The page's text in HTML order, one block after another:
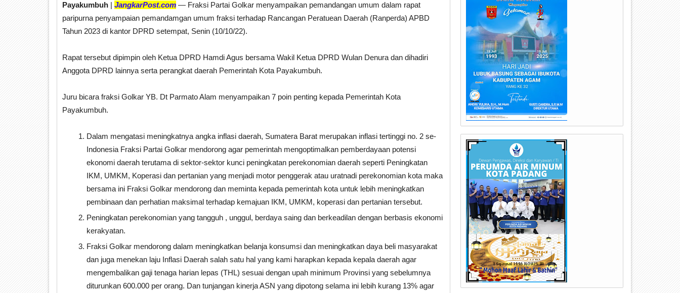
Payakumbuh | JangkarPost.com — Fraksi Partai Golkar menyampaikan pemandangan umum dalam rapat
paripurna penyampaian pemandamgan umum fraksi terhadap Rancangan Peratuean Daerah (Ranperda) APBD
Tahun 2023 di kantor DPRD setempat, Senin (10/10/22).
Rapat tersebut dipimpin oleh Ketua DPRD Hamdi Agus bersama Wakil Ketua DPRD Wulan Denura dan dihadiri
Anggota DPRD lainnya serta perangkat daerah Pemerintah Kota Payakumbuh.
Juru bicara fraksi Golkar YB. Dt Parmato Alam menyampaikan 7 poin penting kepada Pemerintah Kota
Payakumbuh.
Dalam mengatasi meningkatnya angka inflasi daerah, Sumatera Barat merupakan inflasi tertinggi no. 2 se-
Indonesia Fraksi Partai Golkar mendorong agar pemerintah mengoptimalkan pemberdayaan potensi
ekonomi daerah terutama di sektor-sektor kunci peningkatan perekonomian daerah seperti Peningkatan
IKM, UMKM, Koperasi dan pertanian yang menjadi motor penggerak atau uratnadi perekonomian kota maka
bersama ini Fraksi Golkar mendorong dan meminta kepada pemerintah kota untuk lebih meningkatkan
pembinaan dan perhatian maksimal terhadap kemajuan IKM, UMKM, koperasi dan pertanian tersebut.
Peningkatan perekonomian yang tangguh , unggul, berdaya saing dan berkeadilan dengan berbasis ekonomi
kerakyatan.
Fraksi Golkar mendorong dalam meningkatkan belanja konsumsi dan meningkatkan daya beli masyarakat
dan juga menekan laju Inflasi Daerah salah satu hal yang kami harapkan kepada kepala daerah agar
mengembalikan gaji tenaga harian lepas (THL) sesuai dengan upah minimum Provinsi yang sebelumnya
diturunkan 600.000 per orang. Dan tunjangan kinerja ASN yang dipotong selama ini lebih kurang 13% agar